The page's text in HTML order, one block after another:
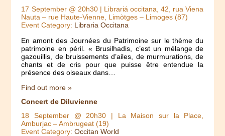
17 September @ 20h30| Librariá occitana, 42, rua Viena
Nauta – rue Haute-Vienne, Limòtges – Limoges (87)
Event Category: Libraria Occitana
En amont des Journées du Patrimoine sur le thème du
patrimoine en péril. « Brusilhadis, c’est un mélange de
gazouillis, de bruissements d’ailes, de murmurations, de
chants et de cris pour que puisse être entendue la
présence des oiseaux dans…
Find out more »
Concert de Diluvienne
18 September @ 20h30 | La Maison sur la Place,
Amburjac – Ambrugeat (19)
Event Category:Occitan World